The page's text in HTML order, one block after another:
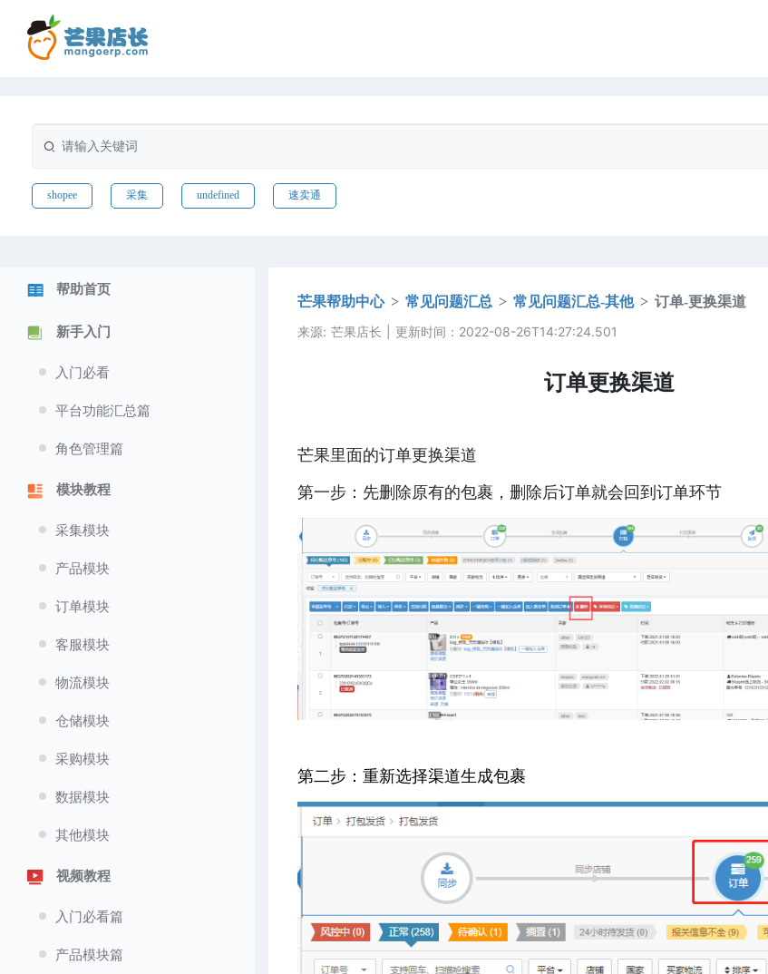
shopee 采集 undefined 速卖通
帮助首页
新手入门
入门必看
平台功能汇总篇
角色管理篇
模块教程
采集模块
产品模块
订单模块
客服模块
物流模块
仓储模块
采购模块
数据模块
其他模块
视频教程
入门必看篇
产品模块篇
芒果帮助中心 常见问题汇总 常见问题汇总-其他
订单-更换渠道
来源: 芒果店长 | 更新时间：2022-08-26T14:27:24.501
订单更换渠道
芒果里面的订单更换渠道
第一步：先删除原有的包裹，删除后订单就会回到订单环节
第二步：重新选择渠道生成包裹